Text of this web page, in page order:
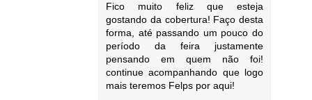
Fico muito feliz que esteja
gostando da cobertura! Faço desta
forma, até passando um pouco do
período da feira justamente
pensando em quem não foi!
continue acompanhando que logo
mais teremos Felps por aqui!